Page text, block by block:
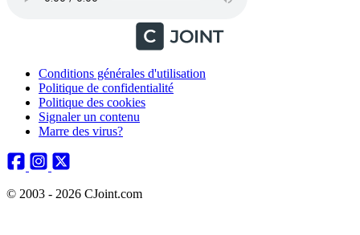
Conditions générales d'utilisation
Politique de confidentialité
Politique des cookies
Signaler un contenu
Marre des virus?
© 2003 - 2026 CJoint.com